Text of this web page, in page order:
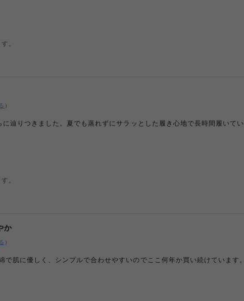
。
）
辿りつきました。夏でも蒸れずにサラッとした履き心地で長時間履いて
。
か
）
で肌に優しく、シンプルで合わせやすいのでここ何年か買い続けていま